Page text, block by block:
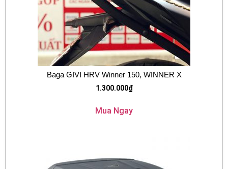
Baga GIVI HRV Winner 150, WINNER X
1.300.000₫
Mua Ngay